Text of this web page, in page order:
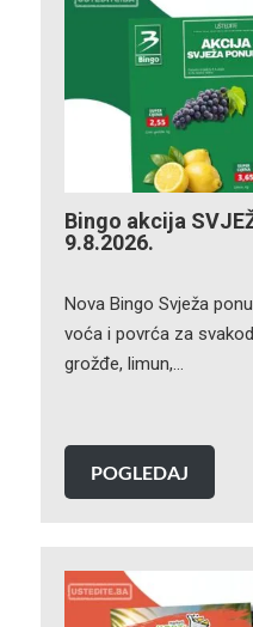
Bingo akcija
9.8.2026.
Nova Bingo Svježa
voća i povrća za
grožđe, limun,…
POGLEDAJ